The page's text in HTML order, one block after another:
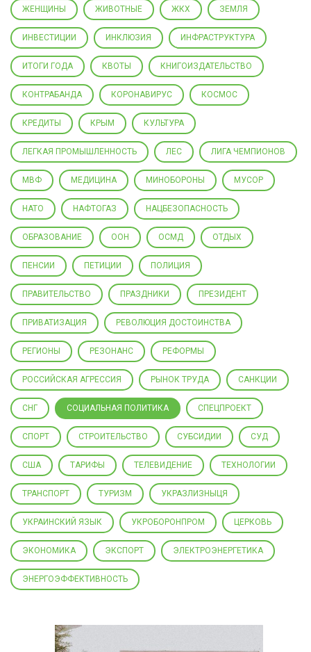
ЖЕНЩИНЫ ЖИВОТНЫЕ ЖКХ ЗЕМЛЯ
ИНВЕСТИЦИИ ИНКЛЮЗИЯ ИНФРАСТРУКТУРА
ИТОГИ ГОДА КВОТЫ КНИГОИЗДАТЕЛЬСТВО
КОНТРАБАНДА КОРОНАВИРУС КОСМОС
КРЕДИТЫ КРЫМ КУЛЬТУРА
ЛЕГКАЯ ПРОМЫШЛЕННОСТЬ ЛЕС ЛИГА ЧЕМПИОНОВ
МВФ МЕДИЦИНА МИНОБОРОНЫ МУСОР
НАТО НАФТОГАЗ НАЦБЕЗОПАСНОСТЬ
ОБРАЗОВАНИЕ ООН ОСМД ОТДЫХ
ПЕНСИИ ПЕТИЦИИ ПОЛИЦИЯ
ПРАВИТЕЛЬСТВО ПРАЗДНИКИ ПРЕЗИДЕНТ
ПРИВАТИЗАЦИЯ РЕВОЛЮЦИЯ ДОСТОИНСТВА
РЕГИОНЫ РЕЗОНАНС РЕФОРМЫ
РОССИЙСКАЯ АГРЕССИЯ РЫНОК ТРУДА САНКЦИИ
СНГ СОЦИАЛЬНАЯ ПОЛИТИКА СПЕЦПРОЕКТ
СПОРТ СТРОИТЕЛЬСТВО СУБСИДИИ СУД
США ТАРИФЫ ТЕЛЕВИДЕНИЕ ТЕХНОЛОГИИ
ТРАНСПОРТ ТУРИЗМ УКРАЗЛИЗНЫЦЯ
УКРАИНСКИЙ ЯЗЫК УКРОБОРОНПРОМ ЦЕРКОВЬ
ЭКОНОМИКА ЭКСПОРТ ЭЛЕКТРОЭНЕРГЕТИКА
ЭНЕРГОЭФФЕКТИВНОСТЬ